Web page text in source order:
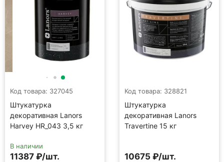
Код товара: 327045
Штукатурка
декоративная Lanors
Harvey HR_043 3,5 кг
В наличии
11387 ₽/шт.
Код товара: 328821
Штукатурка
декоративная Lanors
Travertine 15 кг
10675 ₽/шт.